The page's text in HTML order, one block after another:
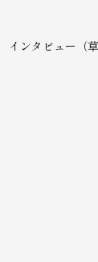
インタビュー（